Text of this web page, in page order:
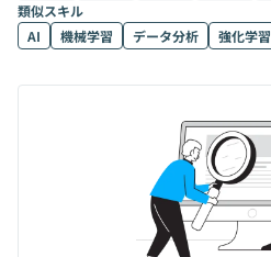
類似スキル
AI
機械学習 データ分析 強化学習